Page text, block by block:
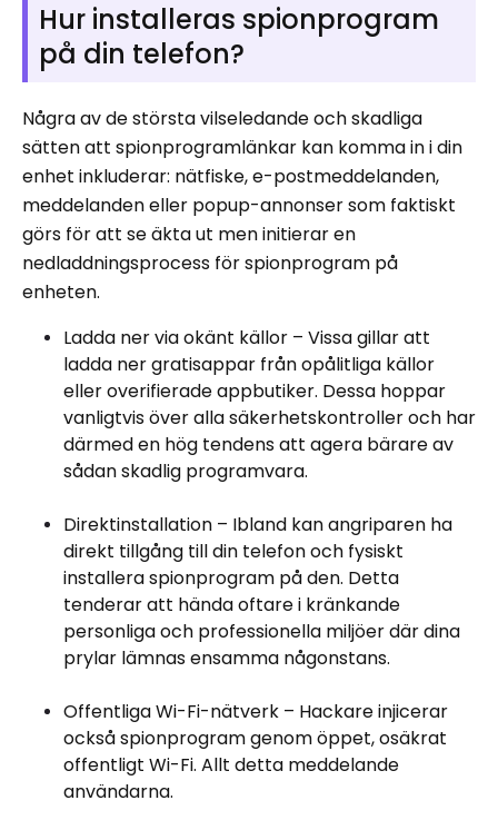
Hur installeras spionprogram
på din telefon?
Några av de största vilseledande och skadliga
sätten att spionprogramlänkar kan komma in i din
enhet inkluderar: nätfiske, e-postmeddelanden,
meddelanden eller popup-annonser som faktiskt
görs för att se äkta ut men initierar en
nedladdningsprocess för spionprogram på
enheten.
Ladda ner via okänt källor – Vissa gillar att
ladda ner gratisappar från opålitliga källor
eller overifierade appbutiker. Dessa hoppar
vanligtvis över alla säkerhetskontroller och har
därmed en hög tendens att agera bärare av
sådan skadlig programvara.
Direktinstallation – Ibland kan angriparen ha
direkt tillgång till din telefon och fysiskt
installera spionprogram på den. Detta
tenderar att hända oftare i kränkande
personliga och professionella miljöer där dina
prylar lämnas ensamma någonstans.
Offentliga Wi-Fi-nätverk – Hackare injicerar
också spionprogram genom öppet, osäkrat
offentligt Wi-Fi. Allt detta meddelande
användarna.